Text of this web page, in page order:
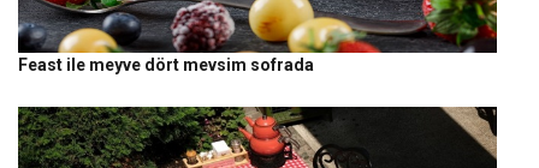
Feast ile meyve dört mevsim sofrada